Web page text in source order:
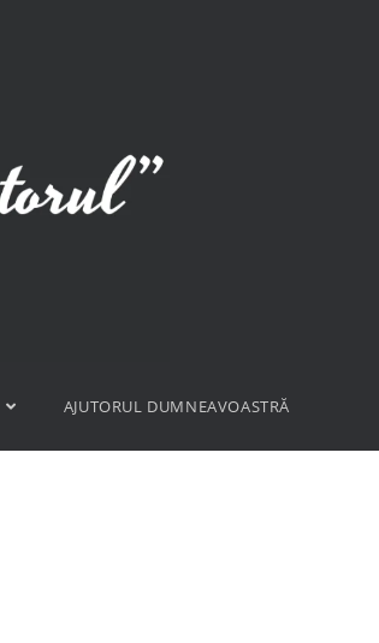
AJUTORUL DUMNEAVOASTRĂ